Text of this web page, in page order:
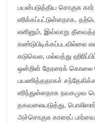
பயன்படுத்திய சொகுசு
எரிக்கப்பட்டுள்ளதாக,
எனினும், இவ்வாறு
கண்டுபிடிக்கப்படவில்லை
கடுவெல, மல்வத்து
ஒன்றின் தேரரைக் கொலை
பயணித்ததாகச்
எரிந்துள்ளதாக நவகமுவ
தகவலையடுத்து,
அச்சொகுசு காரைப்